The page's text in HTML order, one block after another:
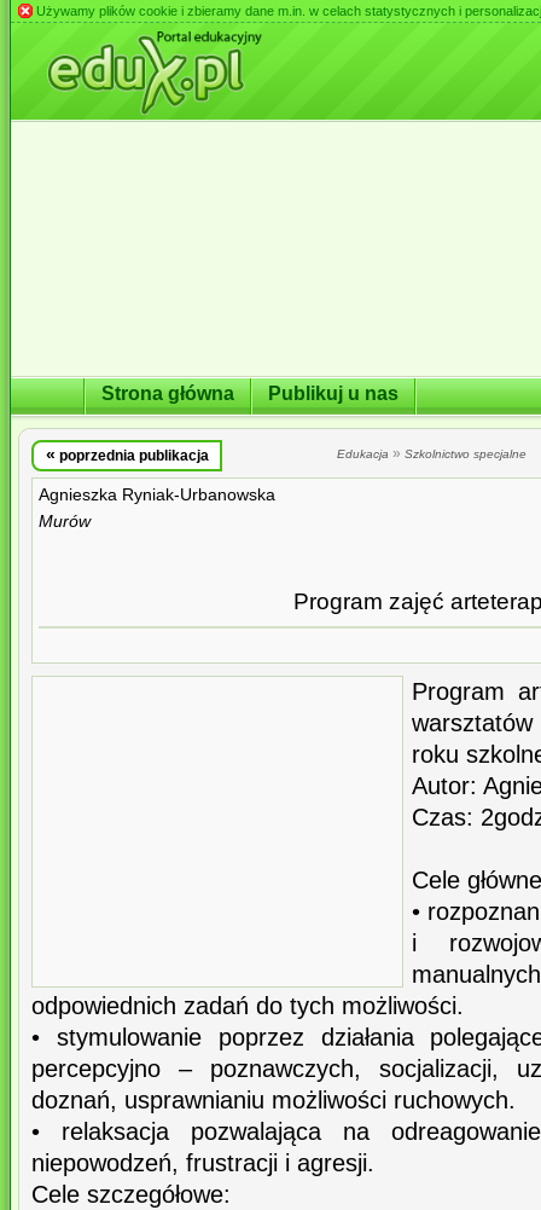
Używamy plików cookie i zbieramy dane m.in. w celach statystycznych i
Strona główna Publikuj u nas
« poprzednia publikacja Edukacja » Szkolnictwo specjalne
Agnieszka Ryniak-Urbanowska
Murów
Program zajęć
Program
roku
Autor:
Czas:
Cele
•
i
odpowiednich zadań do tych możliwości.
• stymulowanie poprzez działania
percepcyjno – poznawczych, socjalizacji,
doznań, usprawnianiu możliwości ruchowych.
• relaksacja pozwalająca na
niepowodzeń, frustracji i agresji.
Cele szczegółowe: